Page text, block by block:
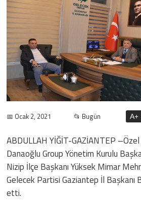
📅 Ocak 2, 2021 📂 Bugün A+
ABDULLAH YİĞİT-GAZİANTEP
Danaoğlu Group Yönetim Kurulu
Nizip İlçe Başkanı Yüksek Mimar
Gelecek Partisi Gaziantep İl Başkanı
etti.